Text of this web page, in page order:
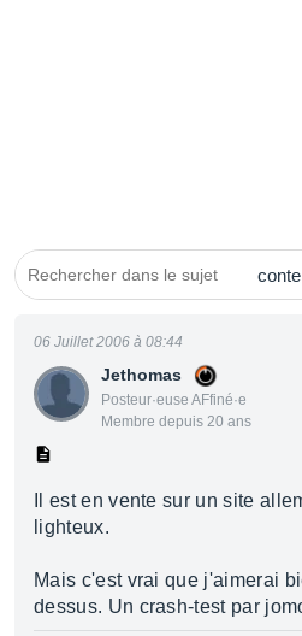
Jethomas
Posteur·euse AFfiné·e
Membre depuis 20 ans
06 Juillet 2006 à 08:44
Il est en vente sur un site
lighteux.
Mais c'est vrai que j'aimerai
dessus. Un crash-test par